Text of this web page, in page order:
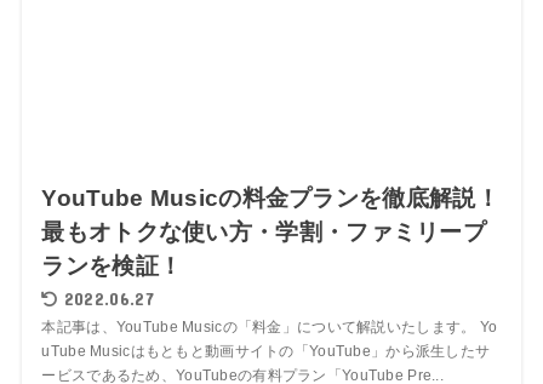
YouTube Musicの料金プランを徹底解説！
最もオトクな使い方・学割・ファミリープ
ランを検証！
2022.06.27
本記事は、YouTube Musicの「料金」について解説いたします。 Yo
uTube Musicはもともと動画サイトの「YouTube」から派生したサ
ービスであるため、YouTubeの有料プラン「YouTube Pre...